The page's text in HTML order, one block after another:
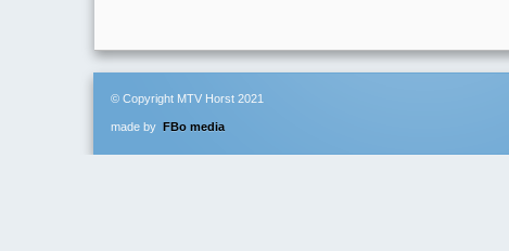
© Copyright MTV Horst 2021
made by FBo media